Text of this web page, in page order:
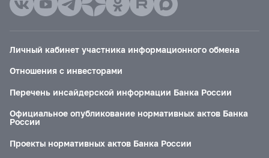
Личный кабинет участника информационного обмена
Отношения с инвесторами
Перечень инсайдерской информации Банка России
Официальное опубликование нормативных актов Банка
России
Проекты нормативных актов Банка России